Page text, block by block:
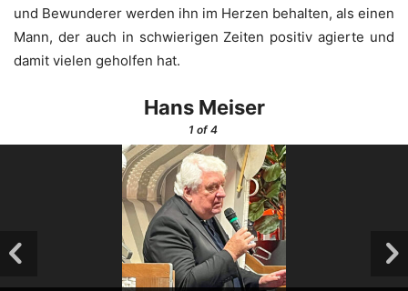
und Bewun­de­rer wer­den ihn im Her­zen behal­ten, als einen
Mann, der auch in schwie­ri­gen Zei­ten posi­tiv agier­te und
damit vie­len gehol­fen hat.
Hans Mei­ser
1of 4